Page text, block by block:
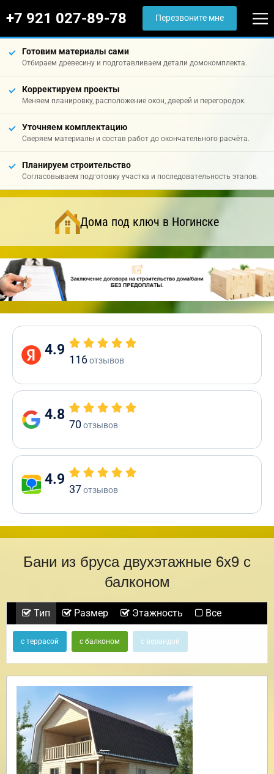
+7 921 027-89-78 Перезвоните мне
Готовим материалы сами
Отбираем древесину и подготавливаем детали домокомплекта.
Корректируем проекты
Меняем планировку, расположение окон, дверей и перегородок.
Уточняем комплектацию
Сверяем материалы и состав работ до окончательного расчёта.
Планируем строительство
Согласовываем подготовку участка и последовательность этапов.
Дома под ключ в Ногинске
4.9
116отзывов
4.8
70отзывов
4.9
37отзывов
Бани из бруса двухэтажные 6х9 с
балконом
Тип Размер Этажность Все
с террасой с балконом с верандой